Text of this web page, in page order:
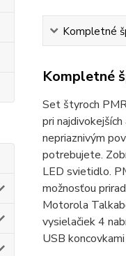
Kompletné
Kompletné
Set štyroch
pri
nepriaznivým
potrebujete.
LED svietidlo.
možnosťou
Motorola
vysielačiek 4
USB